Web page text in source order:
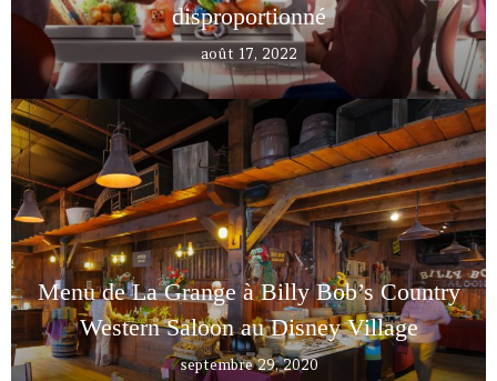
disproportionné
août 17, 2022
Menu de La Grange à Billy Bob’s Country
Western Saloon au Disney Village
septembre 29, 2020